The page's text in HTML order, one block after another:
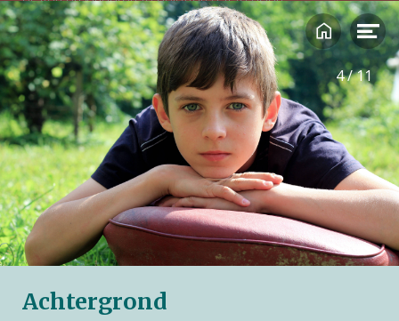
Laten we de slogan daarom in ere herstellenen van
toepassing maken op iedereen die een rol kan spelen in
het doorbreken van het geheim dat kindermishandeling
vaak is: op ouders, kinderen, professionals én andere
volwassenen. Zodat er geen redenen meer zijn om te
zwijgen.
Achtergrond
4/11